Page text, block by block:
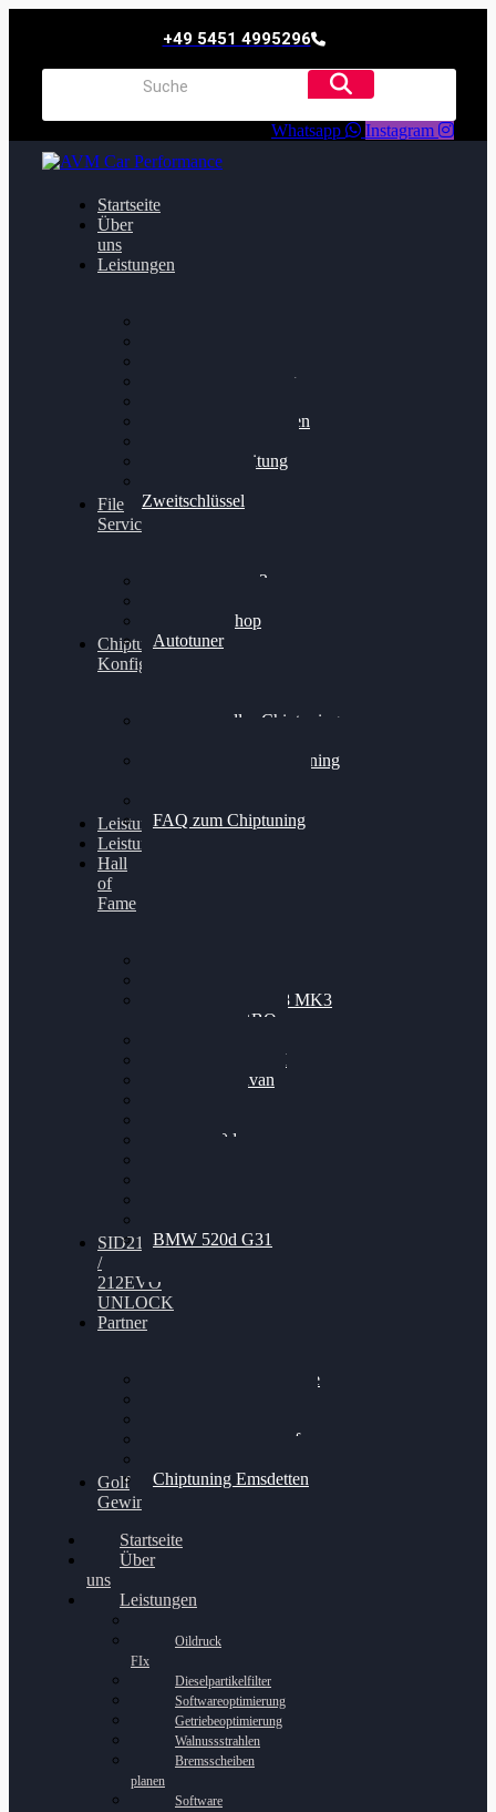
+49 5451 4995296
Whatsapp Instagram
Startseite
Über
uns
Leistungen
Getriebeoptimierung
Bremsscheiben planen
Felgenaufbereitung
Zweitschlüssel
File
Service
Alientech Kess3
Alientech Shop
Autotuner
Chiptuning
Konfigurator
Professionelles Chiptuning
Professionelles Chiptuning
FAQ zum Chiptuning
Leistungsmessung
Leistungsprüfstand
Hall
of
Fame
Nissan GT-R35 3.8 MK3
V6 TWINTURBO
VW Passat 2.0TDI
VW T6 Multivan
BMW 120d
BMW 520d G31
SID212
/
212EVO
UNLOCK
Partner
Bilgenroth Performance
Chiptuning Schüttorf
Chiptuning Emsdetten
Golf
Gewinnspiel
Startseite
Über
uns
Leistungen
Oildruck
FIx
Dieselpartikelfilter
Softwareoptimierung
Getriebeoptimierung
Walnussstrahlen
Bremsscheiben
planen
Software